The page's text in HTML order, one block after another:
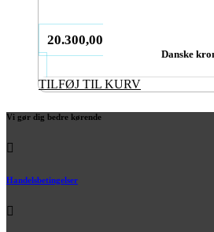
20.300,00
Danske
TILFØJ TIL KURV
Vi gør dig bedre kørende
Handelsbetingelser